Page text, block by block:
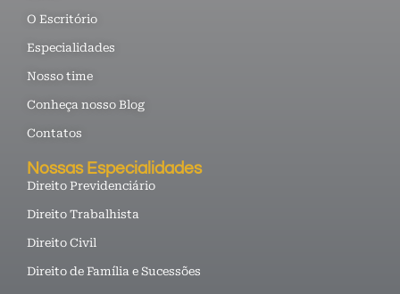
O Escritório
Especialidades
Nosso time
Conheça nosso Blog
Contatos
Nossas Especialidades
Direito Previdenciário
Direito Trabalhista
Direito Civil
Direito de Família e Sucessões